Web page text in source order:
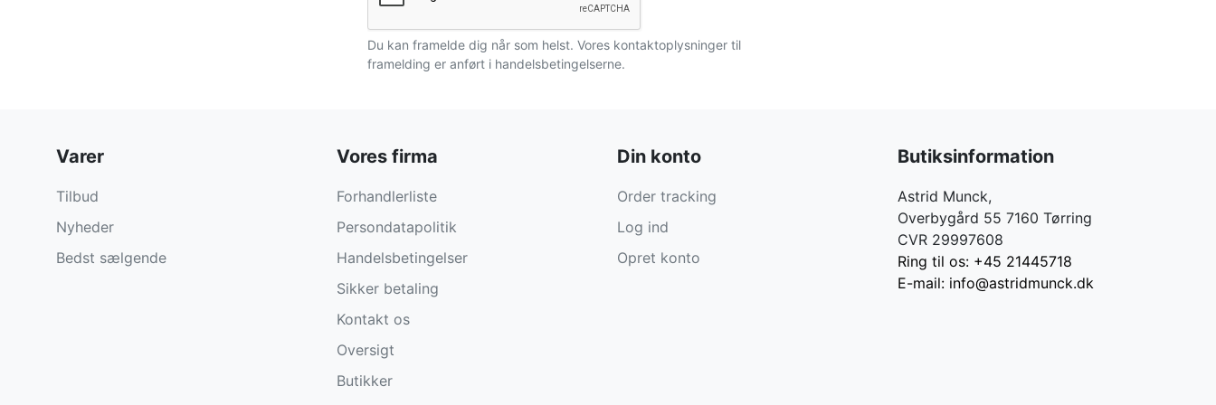
Du kan framelde dig når som helst. Vores kontaktoplysninger til
framelding er anført i handelsbetingelserne.
Varer
Tilbud
Nyheder
Bedst sælgende
Vores firma
Forhandlerliste
Persondatapolitik
Handelsbetingelser
Sikker betaling
Kontakt os
Oversigt
Butikker
Din konto
Order tracking
Log ind
Opret konto
Butiksinformation
Astrid Munck,
Overbygård 55 7160 Tørring
CVR 29997608
Ring til os: +45 21445718
E-mail: info@astridmunck.dk